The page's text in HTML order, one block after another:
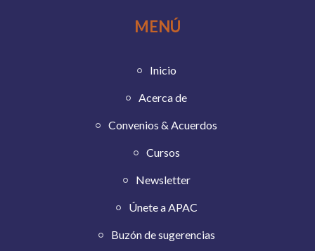
MENÚ
Inicio
Acerca de
Convenios & Acuerdos
Cursos
Newsletter
Únete a APAC
Buzón de sugerencias